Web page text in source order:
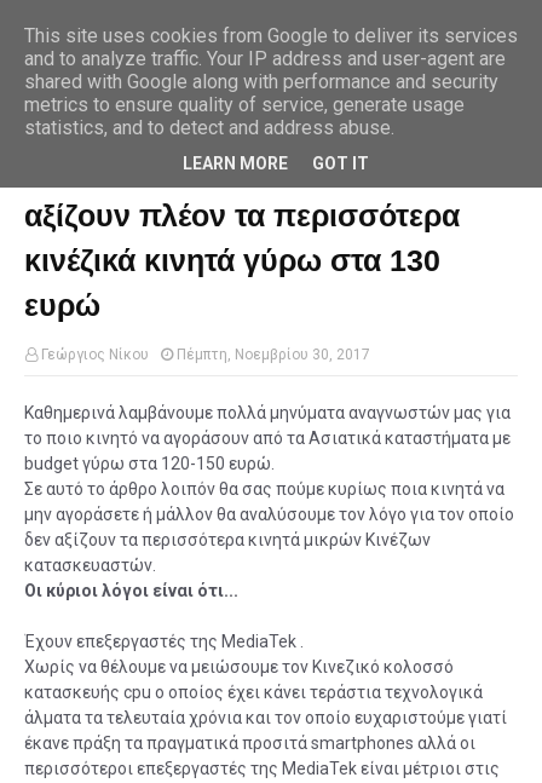
Αρχική σελίδα xiaomi
Ο λόγος για τον οποίον δεν αξίζουν πλέον τα
περισσότερα κινέζικά κινητά γύρω στα 130 ευρώ
Ο λόγος για τον οποίον δεν
αξίζουν πλέον τα περισσότερα
κινέζικά κινητά γύρω στα 130
ευρώ
Γεώργιος Νίκου Πέμπτη, Νοεμβρίου 30, 2017
Καθημερινά λαμβάνουμε πολλά μηνύματα αναγνωστών μας για
το ποιο κινητό να αγοράσουν από τα Ασιατικά καταστήματα με
budget γύρω στα 120-150 ευρώ.
Σε αυτό το άρθρο λοιπόν θα σας πούμε κυρίως ποια κινητά να
μην αγοράσετε ή μάλλον θα αναλύσουμε τον λόγο για τον οποίο
δεν αξίζουν τα περισσότερα κινητά μικρών Κινέζων
κατασκευαστών.
Οι κύριοι λόγοι είναι ότι...
Έχουν επεξεργαστές της MediaTek .
Χωρίς να θέλουμε να μειώσουμε τον Κινεζικό κολοσσό
κατασκευής cpu ο οποίος έχει κάνει τεράστια τεχνολογικά
άλματα τα τελευταία χρόνια και τον οποίο ευχαριστούμε γιατί
έκανε πράξη τα πραγματικά προσιτά smartphones αλλά οι
περισσότεροι επεξεργαστές της MediaTek είναι μέτριοι στις
This site uses cookies from Google to deliver its services
and to analyze traffic. Your IP address and user-agent are
shared with Google along with performance and security
metrics to ensure quality of service, generate usage
statistics, and to detect and address abuse.
LEARN MORE GOT IT